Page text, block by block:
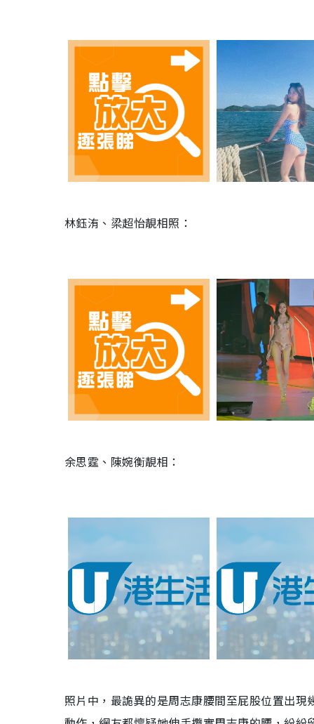
林鈺洧、梁超怡靚相照：
余思霆、陳婉衡靚相：
照片中，最詭異的是周志康腰間至屁股位置出